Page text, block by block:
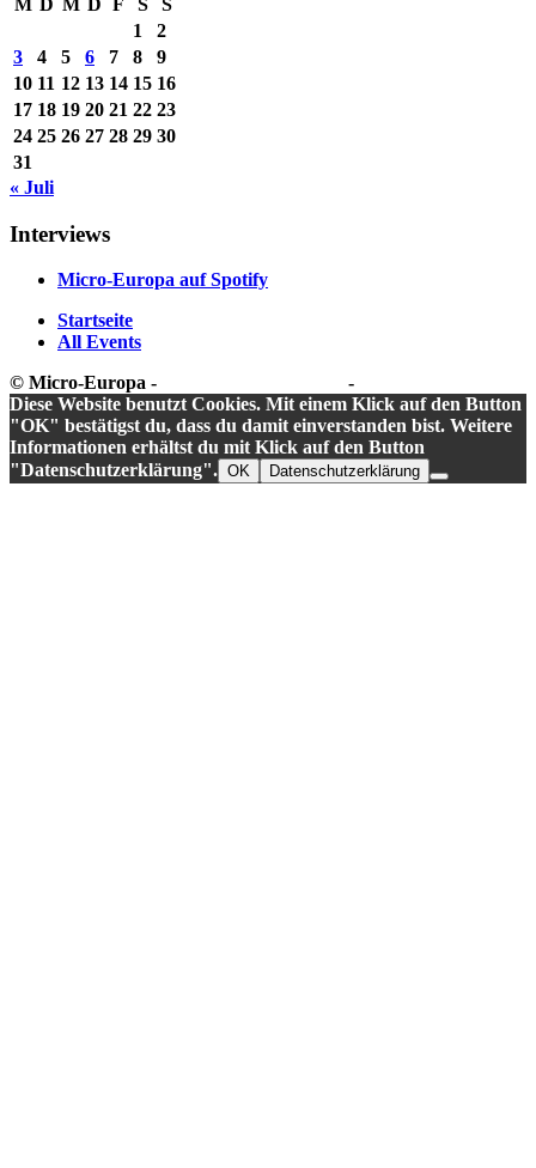
M D M D F S
S
1
2
3
4 5 6 7 8
9
10 11 12 13 14 15 16
17 18 19 20 21 22 23
24 25 26 27 28 29 30
31
« Juli
Interviews
Micro-Europa auf Spotify
Startseite
All Events
© Micro-Europa -
-
Diese Website benutzt Cookies. Mit einem Klick auf den Button
"OK" bestätigst du, dass du damit einverstanden bist. Weitere
Informationen erhältst du mit Klick auf den Button
"Datenschutzerklärung". OK Datenschutzerklärung